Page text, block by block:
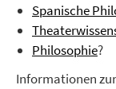
Spanische
Philosophie?
Informationen